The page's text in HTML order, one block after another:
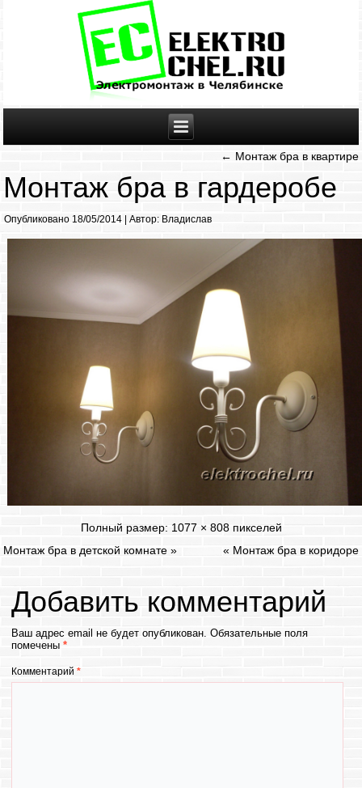
← Монтаж бра в квартире
Монтаж бра в гардеробе
Опубликовано 18/05/2014 |Автор: Владислав
Полный размер: 1077 × 808пикселей
Монтаж бра в детской комнате » « Монтаж бра в коридоре
Добавить комментарий
Ваш адрес email не будет опубликован. Обязательные поля
помечены*
Комментарий*